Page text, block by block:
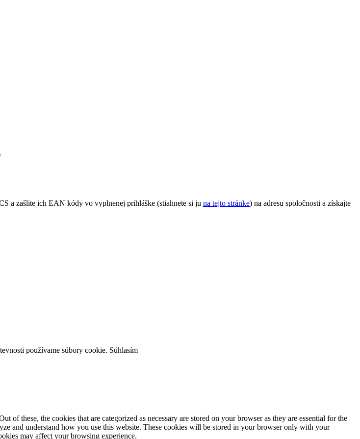
a zašlite ich EAN kódy vo vyplnenej prihláške (stiahnete si ju na tejto stránke) na adresu spoločnosti a získajte
používame súbory cookie. Súhlasím
these, the cookies that are categorized as necessary are stored on your browser as they are essential for the
and understand how you use this website. These cookies will be stored in your browser only with your
may affect your browsing experience.